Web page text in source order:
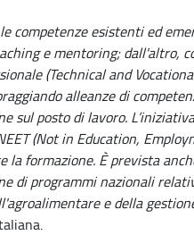
competenze esistenti ed
e mentoring; dall'altro,
(Technical and
alleanze di
sul posto di lavoro.
(Not in Education,
la formazione. È prevista
di programmi nazionali
e della